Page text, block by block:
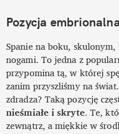
Pozycja
Spanie na boku,
nogami. To jedna z
przypomina tą, w której
zanim przyszliśmy na
zdradza? Taką pozycję
nieśmiałe i skryte. Te,
zewnątrz, a miękkie w